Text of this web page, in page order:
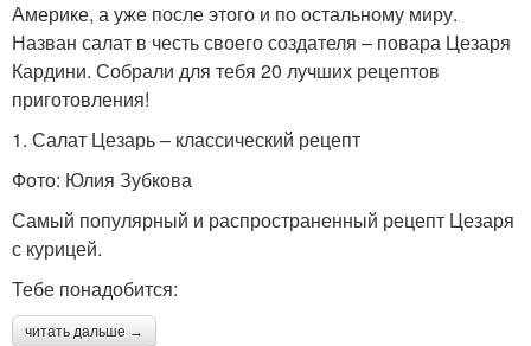
Америке, а уже после этого и по остальному миру.
Назван салат в честь своего создателя – повара Цезаря
Кардини. Собрали для тебя 20 лучших рецептов
приготовления!
1. Салат Цезарь – классический рецепт
Фото: Юлия Зубкова
Самый популярный и распространенный рецепт Цезаря
с курицей.
Тебе понадобится:
читать дальше →